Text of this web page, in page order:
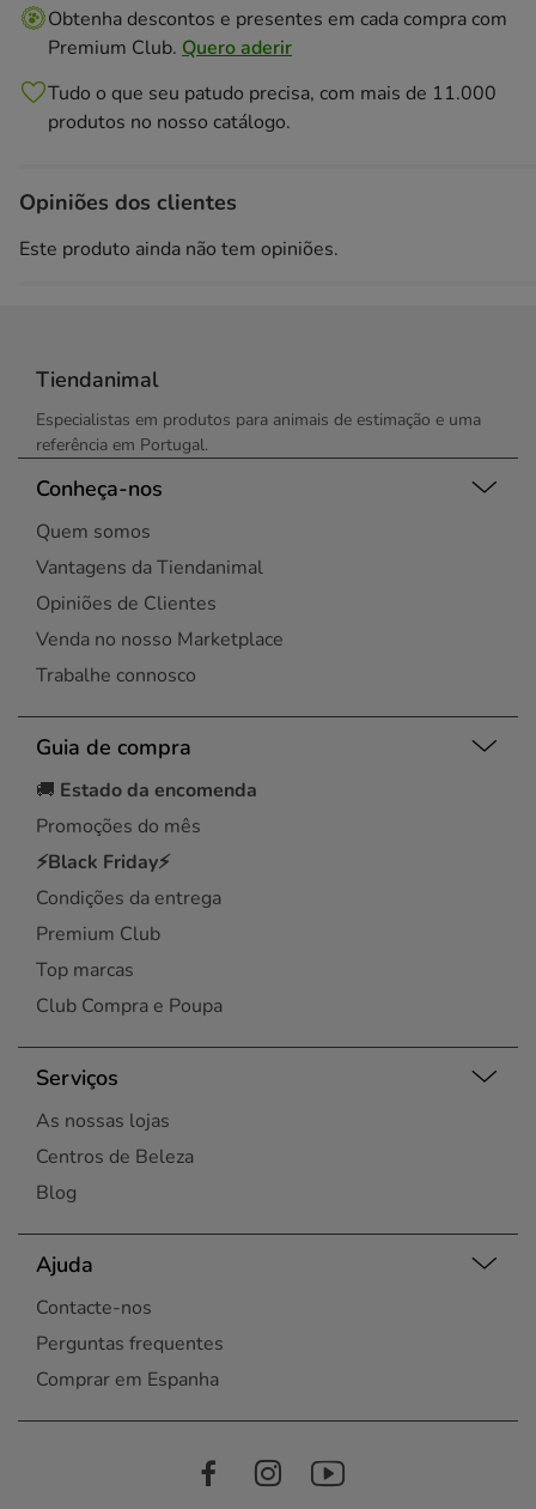
Obtenha descontos e presentes em cada compra com
Premium Club. Quero aderir
Tudo o que seu patudo precisa, com mais de 11.000
produtos no nosso catálogo.
Opiniões dos clientes
Este produto ainda não tem opiniões.
Tiendanimal
Especialistas em produtos para animais de estimação e uma
referência em Portugal.
Conheça-nos
Quem somos
Vantagens da Tiendanimal
Opiniões de Clientes
Venda no nosso Marketplace
Trabalhe connosco
Guia de compra
🚚 Estado da encomenda
Promoções do mês
⚡Black Friday⚡
Condições da entrega
Premium Club
Top marcas
Club Compra e Poupa
Serviços
As nossas lojas
Centros de Beleza
Blog
Ajuda
Contacte-nos
Perguntas frequentes
Comprar em Espanha